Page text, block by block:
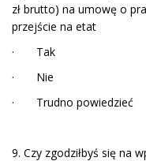
zł brutto) na umowę o
przejście na etat
· Tak
· Nie
· Trudno powiedzieć
9. Czy zgodziłbyś się na